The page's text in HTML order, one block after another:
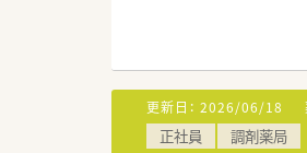
■佐賀
■今後の
防止シ
ます。
■薬局と
更新日： 2026/06/18
正社員 調剤薬局